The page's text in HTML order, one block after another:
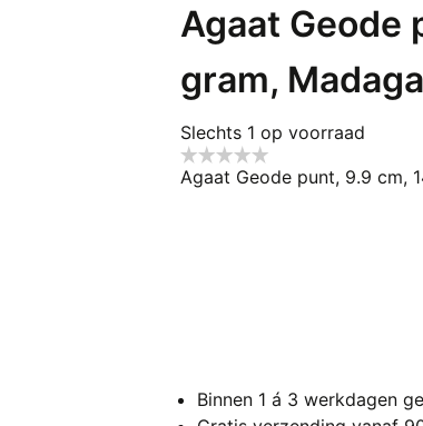
Agaat Geode
gram,
Slechts 1 op voorraad
Agaat Geode punt, 9.9 cm,
Binnen 1 á 3 werkdagen